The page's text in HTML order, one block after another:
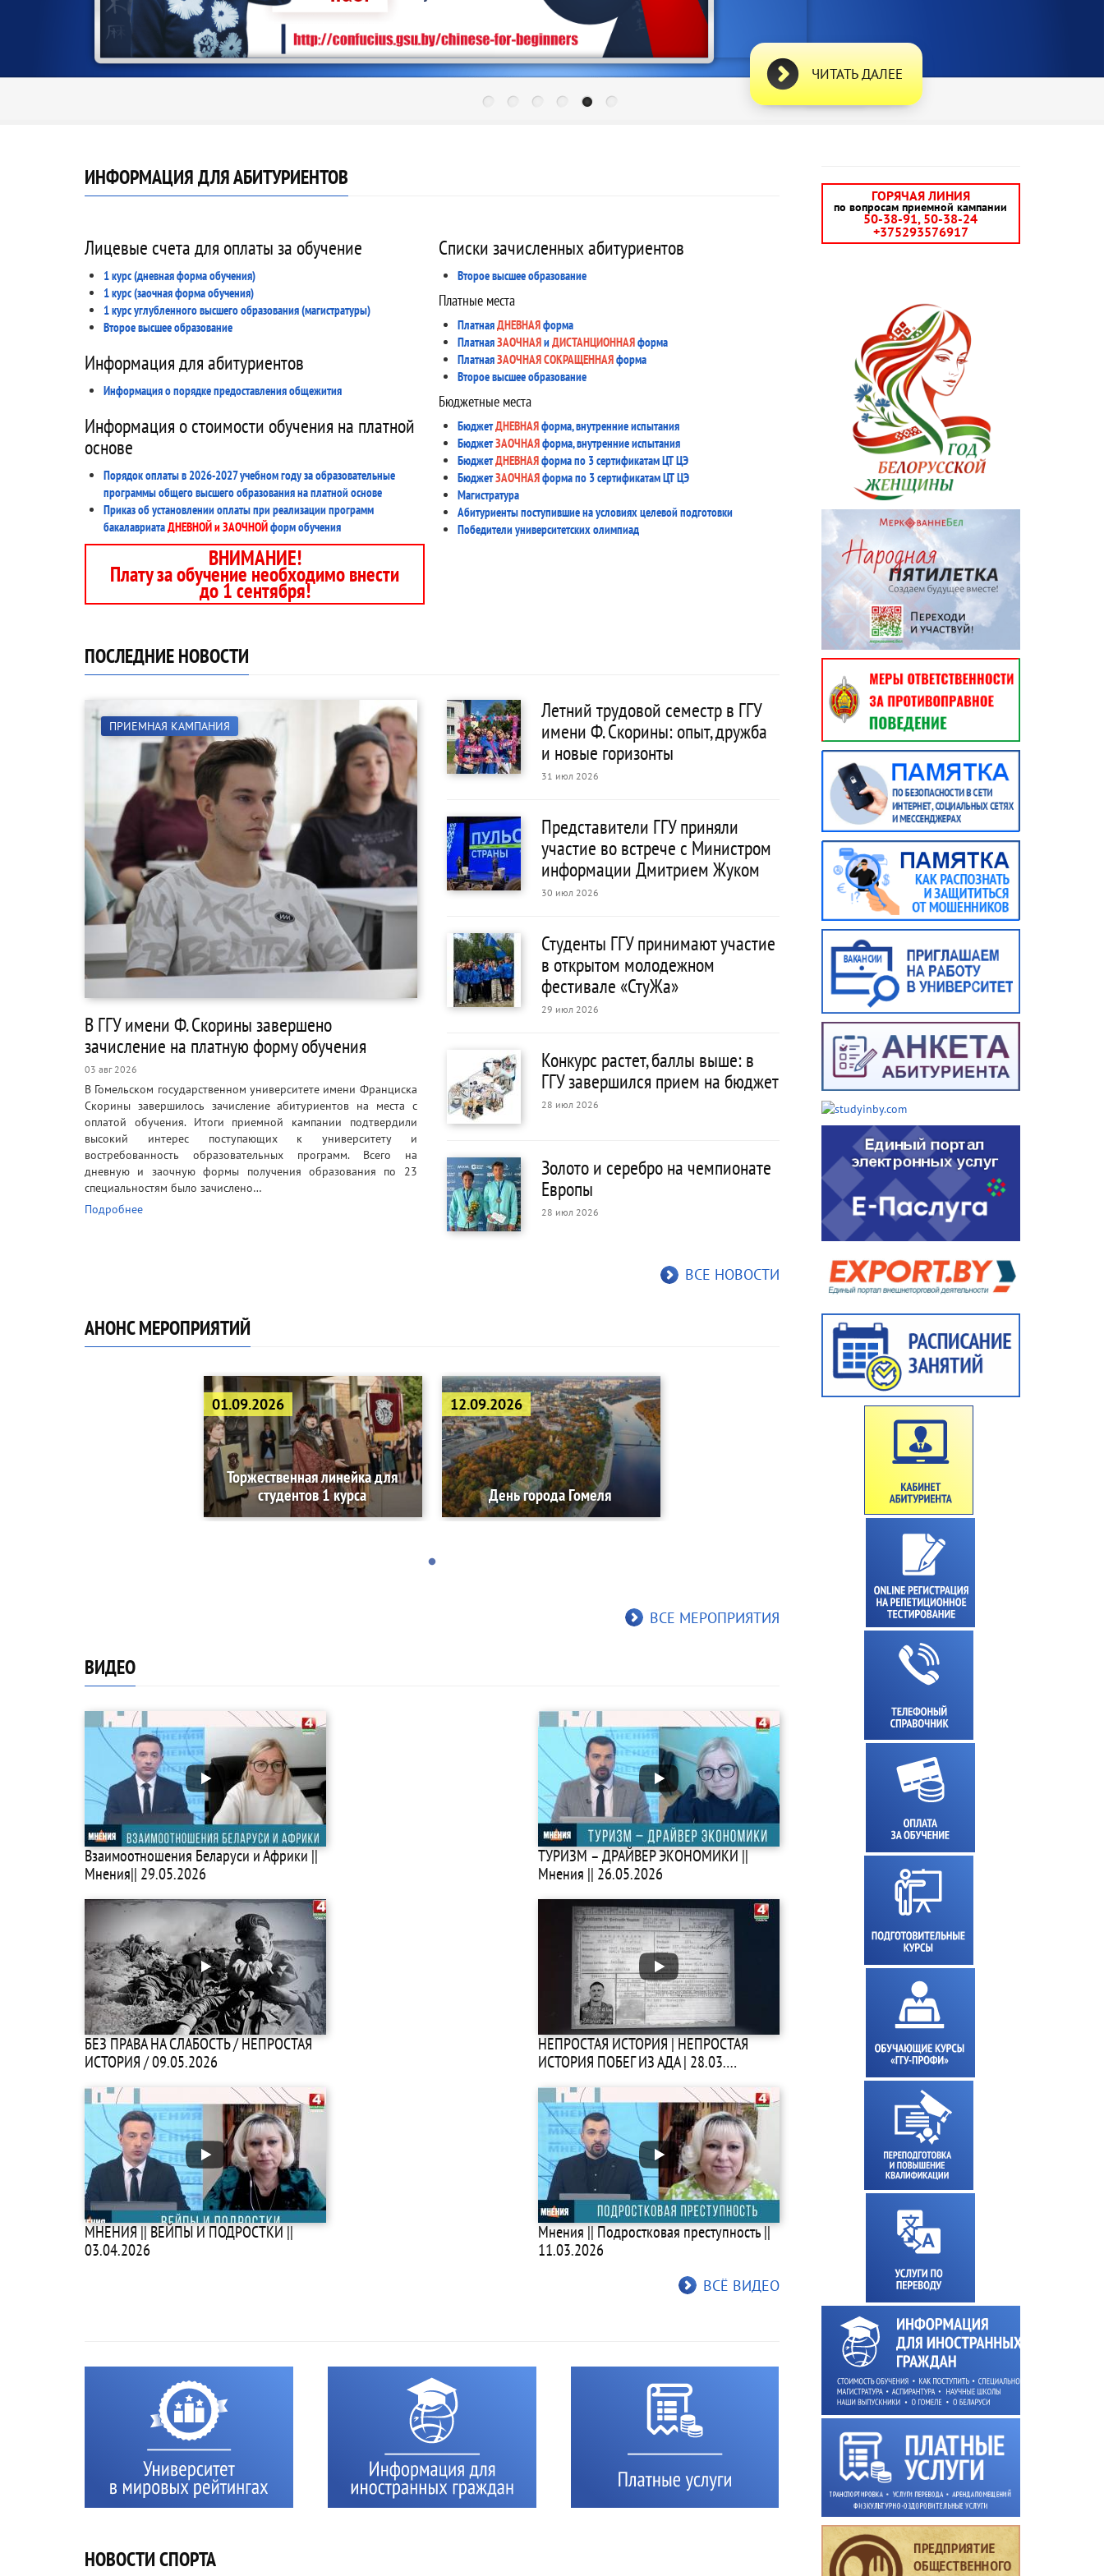
ЧИТАТЬ ДАЛЕЕ
ИНФОРМАЦИЯ ДЛЯ АБИТУРИЕНТОВ
Лицевые счета для оплаты за обучение
1 курс (дневная форма обучения)
1 курс (заочная форма обучения)
1 курс углубленного высшего образования (магистратуры)
Второе высшее образование
Информация для абитуриентов
Информация о порядке предоставления общежития
Информация о стоимости обучения на платной
основе
Порядок оплаты в 2026-2027 учебном году за образовательные
программы общего высшего образования на платной основе
Приказ об установлении оплаты при реализации программ
бакалавриатаДНЕВНОЙ и ЗАОЧНОЙформ обучения
ВНИМАНИЕ!
Плату за обучение необходимо внести
до 1 сентября!
Списки зачисленных абитуриентов
Второе высшее образование
Платные места
ПлатнаяДНЕВНАЯформа
ПлатнаяЗАОЧНАЯиДИСТАНЦИОННАЯформа
ПлатнаяЗАОЧНАЯ СОКРАЩЕННАЯформа
Второе высшее образование
Бюджетные места
БюджетДНЕВНАЯформа, внутренние испытания
БюджетЗАОЧНАЯформа, внутренние испытания
БюджетДНЕВНАЯформа по 3 сертификатам ЦТ ЦЭ
БюджетЗАОЧНАЯформа по 3 сертификатам ЦТ ЦЭ
Магистратура
Абитуриенты поступившие на условиях целевой подготовки
Победители университетских олимпиад
ПОСЛЕДНИЕ НОВОСТИ
ПРИЕМНАЯ КАМПАНИЯ
В ГГУ имени Ф. Скорины завершено
зачисление на платную форму обучения
03 авг 2026
В Гомельском государственном университете имени Франциска
Скорины завершилось зачисление абитуриентов на места с
оплатой обучения. Итоги приемной кампании подтвердили
высокий интерес поступающих к университету и
востребованность образовательных программ. Всего на
дневную и заочную формы получения образования по 23
специальностям было зачислено…
Подробнее
Летний трудовой семестр в ГГУ
имени Ф. Скорины: опыт, дружба
и новые горизонты
31 июл 2026
Представители ГГУ приняли
участие во встрече с Министром
информации Дмитрием Жуком
30 июл 2026
Студенты ГГУ принимают участие
в открытом молодежном
фестивале «СтуЖа»
29 июл 2026
Конкурс растет, баллы выше: в
ГГУ завершился прием на бюджет
28 июл 2026
Золото и серебро на чемпионате
Европы
28 июл 2026
ВСЕ НОВОСТИ
АНОНС МЕРОПРИЯТИЙ
01.09.2026
Торжественная линейка для
студентов 1 курса
12.09.2026
День города Гомеля
ВСЕ МЕРОПРИЯТИЯ
ВИДЕО
Взаимоотношения Беларуси и Африки ||
Мнения|| 29.05.2026
ТУРИЗМ – ДРАЙВЕР ЭКОНОМИКИ ||
Мнения || 26.05.2026
БЕЗ ПРАВА НА СЛАБОСТЬ / НЕПРОСТАЯ
ИСТОРИЯ / 09.05.2026
НЕПРОСТАЯ ИСТОРИЯ | НЕПРОСТАЯ
ИСТОРИЯ ПОБЕГ ИЗ АДА | 28.03.…
МНЕНИЯ || ВЕЙПЫ И ПОДРОСТКИ ||
03.04.2026
Мнения || Подростковая преступность ||
11.03.2026
ВСЁ ВИДЕО
НОВОСТИ СПОРТА
ГОРЯЧАЯ ЛИНИЯ
по вопросам приемной кампании
50-38-91, 50-38-24
+375293576917